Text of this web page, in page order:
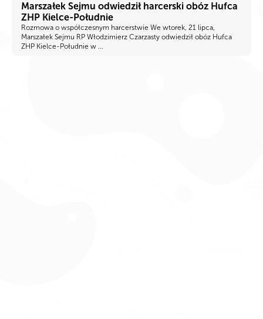
Marszałek Sejmu odwiedził harcerski obóz Hufca
ZHP Kielce-Południe
Rozmowa o współczesnym harcerstwie We wtorek, 21 lipca,
Marszałek Sejmu RP Włodzimierz Czarzasty odwiedził obóz Hufca
ZHP Kielce-Południe w ...